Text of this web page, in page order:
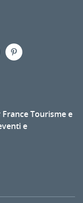
Tourisme e
e